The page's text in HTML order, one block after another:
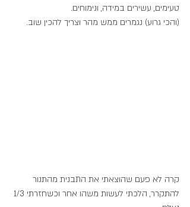
טעימים, עשירים במידה, ונימוחים.
(והכי גרוע) נגמרים ממש מהר וצריך להכין שוב.
קרה לא פעם שהוצאתי את התבנית מהתנור